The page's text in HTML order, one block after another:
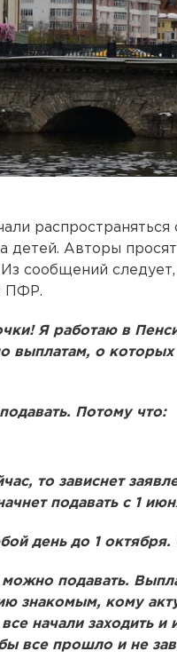
детей. Авторы
Из сообщений
ПФР.
Я работаю в
выплатам, о
Потому что:
то зависнет
подавать с 1
день до 1 октября.
подавать.
знакомым, кому
начали заходить
все прошло и не